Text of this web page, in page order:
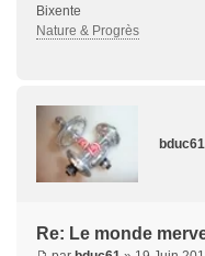
Bixente
Nature & Progrès
bduc61
Re: Le monde